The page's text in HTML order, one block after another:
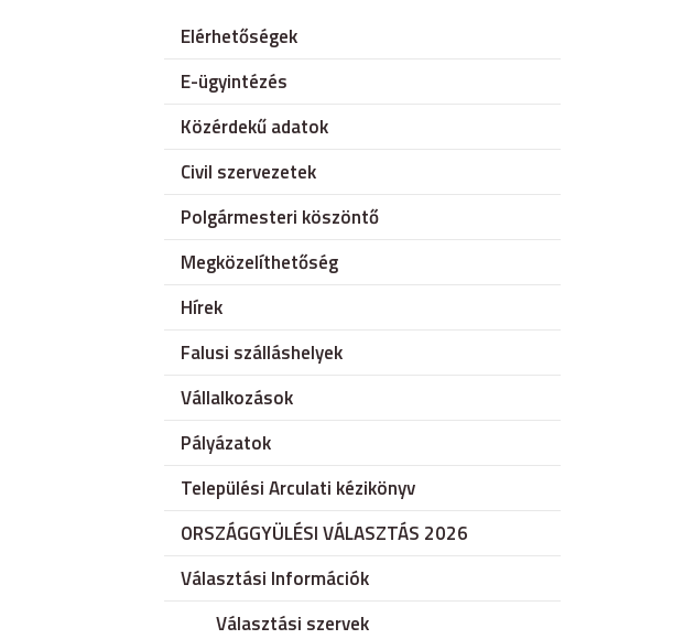
Elérhetőségek
E-ügyintézés
Közérdekű adatok
Civil szervezetek
Polgármesteri köszöntő
Megközelíthetőség
Hírek
Falusi szálláshelyek
Vállalkozások
Pályázatok
Települési Arculati kézikönyv
ORSZÁGGYÜLÉSI VÁLASZTÁS 2026
Választási Információk
Választási szervek